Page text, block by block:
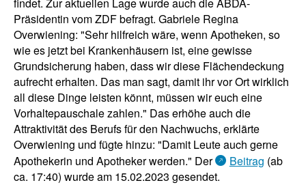
Präsidentin vom ZDF befragt. Gabriele Regina
Overwiening: "Sehr hilfreich wäre, wenn Apotheken, so
wie es jetzt bei Krankenhäusern ist, eine gewisse
Grundsicherung haben, dass wir diese Flächendeckung
aufrecht erhalten. Das man sagt, damit ihr vor Ort wirklich
all diese Dinge leisten könnt, müssen wir euch eine
Vorhaltepauschale zahlen." Das erhöhe auch die
Attraktivität des Berufs für den Nachwuchs, erklärte
Overwiening und fügte hinzu: "Damit Leute auch gerne
Apothekerin und Apotheker werden." Der
Beitrag (ab
ca. 17:40) wurde am 15.02.2023 gesendet.